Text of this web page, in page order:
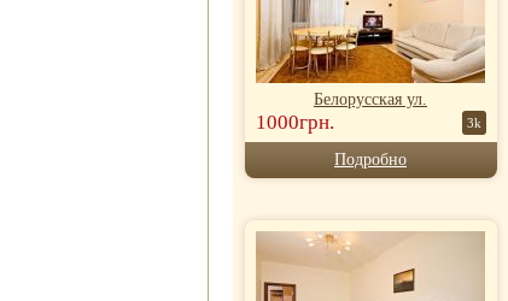
Белорусская ул.
1000грн. 3k
Подробно